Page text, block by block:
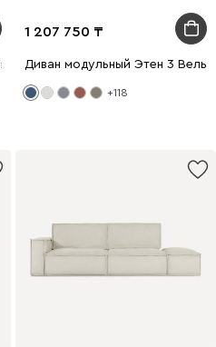
Синий
1 207 750
Диван модульный Этен 3
+118